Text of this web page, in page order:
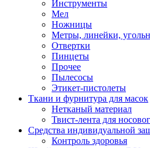
Инструменты
Мел
Ножницы
Метры, линейки,
Отвертки
Пинцеты
Прочее
Пылесосы
Этикет-пистолеты
Ткани и фурнитура для масок
Нетканый материал
Твист-лента для
Средства индивидуальной
Контроль здоровья